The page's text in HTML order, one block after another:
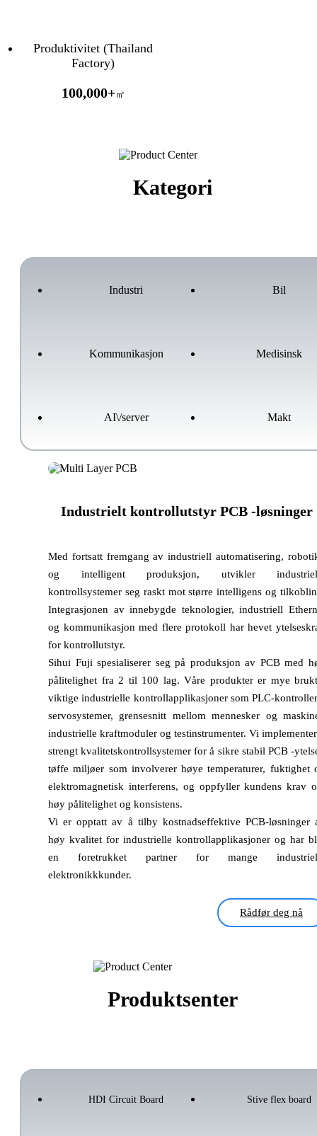
Produktivitet (Thailand
Factory)
100,000+㎡
Kategori
Industri Bil
Kommunikasjon Medisinsk
AI\/server Makt
Industrielt kontrollutstyr PCB -løsninger
Med fortsatt fremgang av industriell automatisering,
og intelligent produksjon, utvikler
kontrollsystemer seg raskt mot større intelligens og
Integrasjonen av innebygde teknologier, industriell
og kommunikasjon med flere protokoll har hevet
for kontrollutstyr.
Sihui Fuji spesialiserer seg på produksjon av PCB med
pålitelighet fra 2 til 100 lag. Våre produkter er mye
viktige industrielle kontrollapplikasjoner som PLC-
servosystemer, grensesnitt mellom mennesker og
industrielle kraftmoduler og testinstrumenter. Vi
strengt kvalitetskontrollsystemer for å sikre stabil PCB -
tøffe miljøer som involverer høye temperaturer, fuktighet
elektromagnetisk interferens, og oppfyller kundens krav
høy pålitelighet og konsistens.
Vi er opptatt av å tilby kostnadseffektive PCB-løsninger
høy kvalitet for industrielle kontrollapplikasjoner og har
en foretrukket partner for mange
elektronikkkunder.
Rådfør deg nå
Produktsenter
HDI Circuit Board Stive flex board